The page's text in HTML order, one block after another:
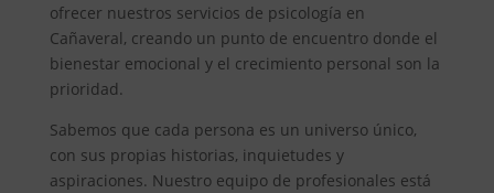
ofrecer nuestros servicios de psicología en
Cañaveral, creando un punto de encuentro donde el
bienestar emocional y el crecimiento personal son la
prioridad.
Sabemos que cada persona es un universo único,
con sus propias historias, inquietudes y
aspiraciones. Nuestro equipo de profesionales está